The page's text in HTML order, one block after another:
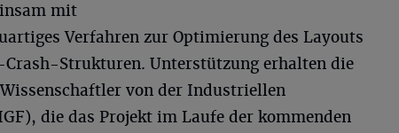
mit
Verfahren zur Optimierung des Layouts
Crash-Strukturen. Unterstützung erhalten die
von der Industriellen
die das Projekt im Laufe der kommenden